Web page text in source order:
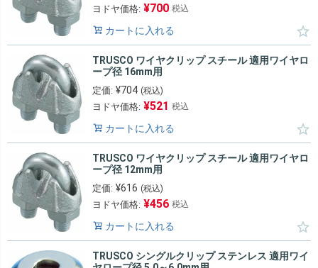
ヨドヤ価格: ¥700 税込
カートに入れる
TRUSCO ワイヤクリップ スチール 適用ワイヤロ
ープ径 16mm用
定価: ¥704 (税込)
ヨドヤ価格: ¥521 税込
カートに入れる
TRUSCO ワイヤクリップ スチール 適用ワイヤロ
ープ径 12mm用
定価: ¥616 (税込)
ヨドヤ価格: ¥456 税込
カートに入れる
TRUSCO シングルクリップ ステンレス 適用ワイ